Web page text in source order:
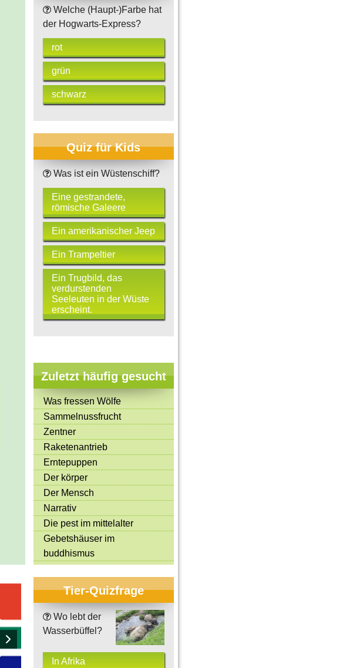
Welche (Haupt-)Farbe hat
der Hogwarts-Express?
rot
grün
schwarz
Quiz für Kids
Was ist ein Wüstenschiff?
Eine gestrandete,
römische Galeere
Ein amerikanischer Jeep
Ein Trampeltier
Ein Trugbild, das
verdurstenden
Seeleuten in der Wüste
erscheint.
Zuletzt häufig gesucht
Was fressen Wölfe
Sammelnussfrucht
Zentner
Raketenantrieb
Erntepuppen
Der körper
Der Mensch
Narrativ
Die pest im mittelalter
Gebetshäuser im
buddhismus
Tier-Quizfrage
Wo lebt der
Wasserbüffel?
In Afrika